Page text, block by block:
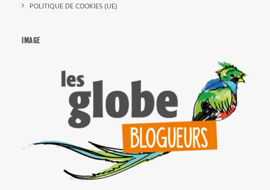
POLITIQUE DE COOKIES (UE)
IMAGE